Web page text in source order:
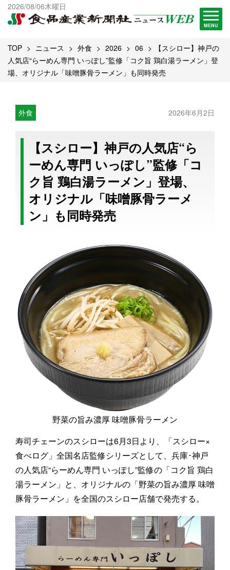
2026/08/06木曜日
MENU
出版物一覧へ
試読・購読申し込み
TOP ニュース 外食 2026 06
【スシロー】神戸の
人気店“らーめん専門 いっぽし”監修「コク旨 鶏白湯ラーメン」登
場、オリジナル「味噌豚骨ラーメン」も同時発売
外食 2026年6月2日
【スシロー】神戸の人気店“ら
ーめん専門 いっぽし”監修「コ
ク旨 鶏白湯ラーメン」登場、
オリジナル「味噌豚骨ラーメ
ン」も同時発売
野菜の旨み濃厚 味噌豚骨ラーメン
寿司チェーンのスシローは6月3日より、「スシロー×
食べログ」全国名店監修シリーズとして、兵庫･神戸
の人気店“らーめん専門 いっぽし”監修の「コク旨 鶏白
湯ラーメン」と、オリジナルの「野菜の旨み濃厚 味噌
豚骨ラーメン」を全国のスシロー店舗で発売する。